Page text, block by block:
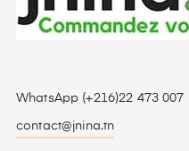
WhatsApp (+216)22 473 007
contact@jnina.tn